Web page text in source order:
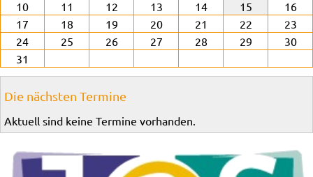
10
11 12 13 14 15
16
17
18 19 20 21 22
23
24
25 26 27 28 29
30
31
Die nächsten Termine
Aktuell sind keine Termine vorhanden.